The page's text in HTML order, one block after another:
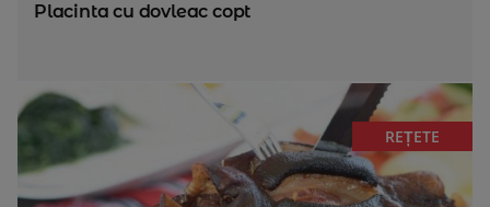
Placinta cu dovleac copt
REȚETE